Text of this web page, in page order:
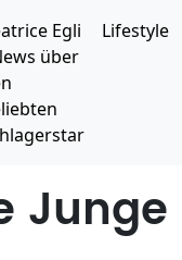
Egli
über
Lifestyle